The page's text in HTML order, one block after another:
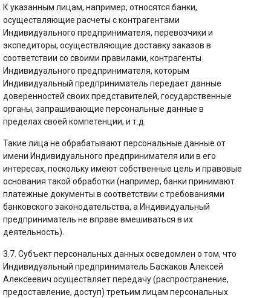
К указанным лицам, например, относятся банки,
осуществляющие расчеты с контрагентами
Индивидуального предпринимателя, перевозчики и
экспедиторы, осуществляющие доставку заказов в
соответствии со своими правилами, контрагенты
Индивидуального предпринимателя, которым
Индивидуальный предприниматель передает данные
доверенностей своих представителей, государственные
органы, запрашивающие персональные данные в
пределах своей компетенции, и т.д.
Такие лица не обрабатывают персональные данные от
имени Индивидуального предпринимателя или в его
интересах, поскольку имеют собственные цель и правовые
основания такой обработки (например, банки принимают
платежные документы в соответствии с требованиями
банковского законодательства, а Индивидуальный
предприниматель не вправе вмешиваться в их
деятельность).
3.7. Субъект персональных данных осведомлен о том, что
Индивидуальный предприниматель Баскаков Алексей
Алексеевич осуществляет передачу (распространение,
предоставление, доступ) третьим лицам персональных